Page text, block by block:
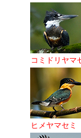
コミドリヤマ
ヒメヤマセミ